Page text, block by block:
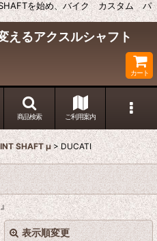
を始め、バイク カスタム パ
えるアクスルシャフト
カート
商品検索 ご利用案内
SHAFT μ > DUCATI
表示順変更 閉じる